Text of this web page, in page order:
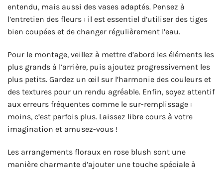
entendu, mais aussi des vases adaptés. Pensez à
l’entretien des fleurs : il est essentiel d’utiliser des tiges
bien coupées et de changer régulièrement l’eau.
Pour le montage, veillez à mettre d’abord les éléments les
plus grands à l’arrière, puis ajoutez progressivement les
plus petits. Gardez un œil sur l’harmonie des couleurs et
des textures pour un rendu agréable. Enfin, soyez attentif
aux erreurs fréquentes comme le sur-remplissage :
moins, c’est parfois plus. Laissez libre cours à votre
imagination et amusez-vous !
Les arrangements floraux en rose blush sont une
manière charmante d’ajouter une touche spéciale à